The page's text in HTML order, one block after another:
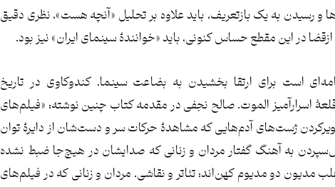
و رسیدن به یک بازتعریف، باید علاوه بر تحليل «آنچه هست»، نظری دقیق
در این مقطع حساس کنونی، باید «خوانندۀ سینمای ایران» نیز بود.
است برای ارتقا بخشیدن به بضاعت سينما. کندوکاوی در تاریخ
اسرارآميز الموت. صالح نجفی در مقدمه کتاب چنین نوشته: «فیلم‌های
ژست‌های آدم‌هایی که مشاهدۀ حرکات سر و دست‌شان از دایرۀ توان
به آهنگ گفتار مردان و زنانی که صدایشان در هیچ‌جا ضبط نشده
مديون دو مدیوم کھن‌اند: تئاتر و نقاشی. مردان و زنانی که در فیلم‌های